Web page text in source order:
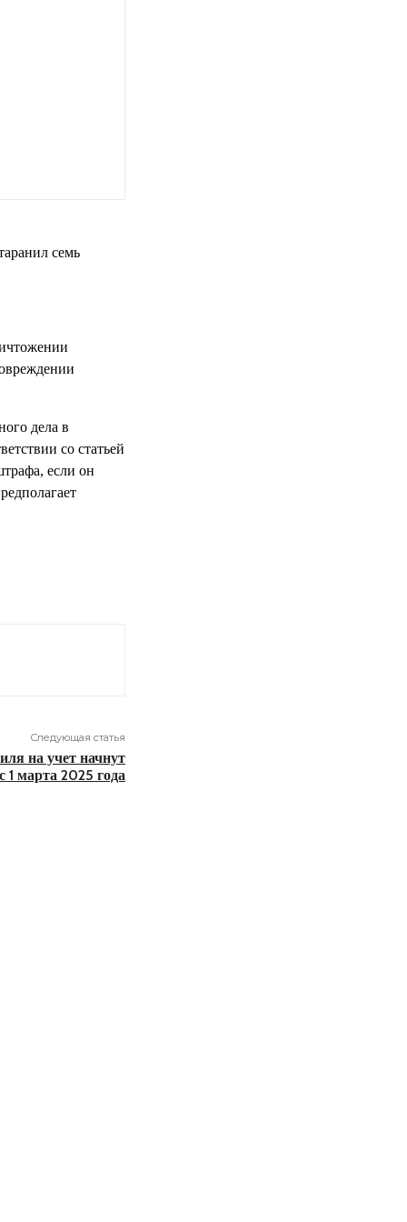
семь
дела в
со статьей
если он
Следующая статья
на учет начнут
1 марта 2025 года